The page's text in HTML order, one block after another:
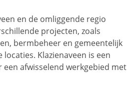
en de omliggende regio
projecten, zoals
bermbeheer en gemeentelijk
Klazienaveen is een
afwisselend werkgebied met